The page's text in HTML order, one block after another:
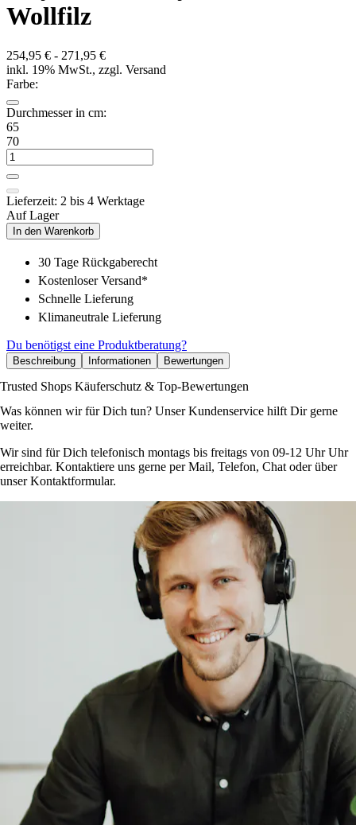
Wollfilz
254,95 € - 271,95 €
inkl. 19% MwSt., zzgl. Versand
Farbe:
Durchmesser in cm:
65
70
Lieferzeit: 2 bis 4 Werktage
Auf Lager
In den Warenkorb
30 Tage Rückgaberecht
Kostenloser Versand*
Schnelle Lieferung
Klimaneutrale Lieferung
Du benötigst eine Produktberatung?
Beschreibung Informationen Bewertungen
Trusted Shops Käuferschutz & Top-Bewertungen
Was können wir für Dich tun? Unser Kundenservice hilft Dir gerne
weiter.
Wir sind für Dich telefonisch montags bis freitags von 09-12 Uhr Uhr
erreichbar. Kontaktiere uns gerne per Mail, Telefon, Chat oder über
unser Kontaktformular.